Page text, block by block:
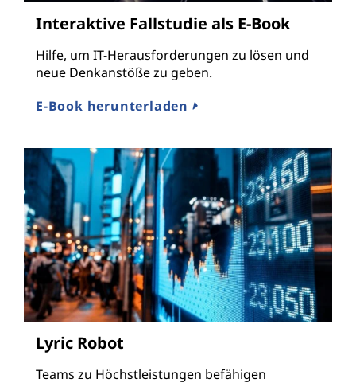
Interaktive Fallstudie als E-Book
Hilfe, um IT-Herausforderungen zu lösen und
neue Denkanstöße zu geben.
E-Book herunterladen
Lyric Robot
Teams zu Höchstleistungen befähigen